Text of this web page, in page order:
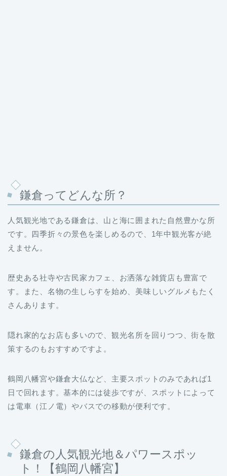
鎌倉ってどんな所？
人気観光地である鎌倉は、山と海に囲まれた自然豊かな所
です。四季折々の景色を楽しめるので、1年中観光客が絶
えません。
歴史ある社寺や古民家カフェ、お洒落な雑貨店も豊富で
す。また、名物の生しらすを始め、美味しいグルメもたく
さんあります。
隠れ家的なお店も多いので、観光名所を回りつつ、街を散
策するのもおすすめですよ。
鶴岡八幡宮や鎌倉大仏など、主要スポットのみであれば1
日で回れます。基本的には徒歩ですが、スポットによって
は電車（江ノ電）やバスでの移動が便利です。
鎌倉の人気観光地＆パワースポッ
ト！【鶴岡八幡宮】